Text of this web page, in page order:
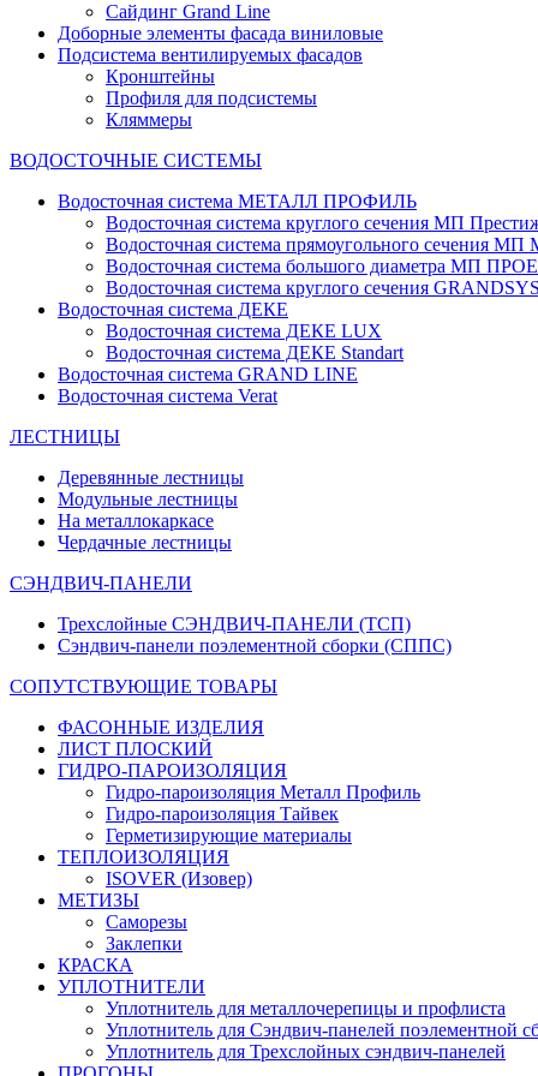
Сайдинг Grand Line
Доборные элементы фасада виниловые
Подсистема вентилируемых фасадов
Кронштейны
Профиля для подсистемы
Кляммеры
ВОДОСТОЧНЫЕ СИСТЕМЫ
Водосточная система МЕТАЛЛ ПРОФИЛЬ
Водосточная система круглого сечения МП
Водосточная система прямоугольного сечения МП
Водосточная система большого диаметра МП
Водосточная система круглого сечения
Водосточная система ДЕКЕ
Водосточная система ДЕКЕ LUX
Водосточная система ДЕКЕ Standart
Водосточная система GRAND LINE
Водосточная система Verat
ЛЕСТНИЦЫ
Деревянные лестницы
Модульные лестницы
На металлокаркасе
Чердачные лестницы
СЭНДВИЧ-ПАНЕЛИ
Трехслойные СЭНДВИЧ-ПАНЕЛИ (ТСП)
Сэндвич-панели поэлементной сборки (СППС)
СОПУТСТВУЮЩИЕ ТОВАРЫ
ФАСОННЫЕ ИЗДЕЛИЯ
ЛИСТ ПЛОСКИЙ
ГИДРО-ПАРОИЗОЛЯЦИЯ
Гидро-пароизоляция Металл Профиль
Гидро-пароизоляция Тайвек
Герметизирующие материалы
ТЕПЛОИЗОЛЯЦИЯ
ISOVER (Изовер)
МЕТИЗЫ
Саморезы
Заклепки
КРАСКА
УПЛОТНИТЕЛИ
Уплотнитель для металлочерепицы и профлиста
Уплотнитель для Сэндвич-панелей поэлементной
Уплотнитель для Трехслойных сэндвич-панелей